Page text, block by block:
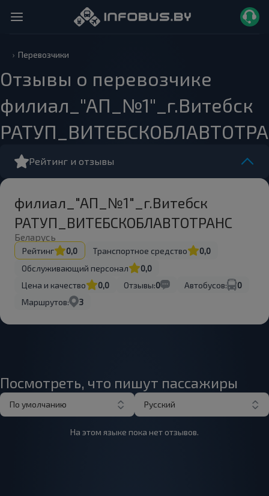
Перевозчики
Отзывы о перевозчике
филиал_"АП_№1"_г.Витебск
Рейтинг и отзывы
филиал_"АП_№1"_г.Витебск
РАТУП_ВИТЕБСКОБЛАВТОТРАНС
Беларусь
Рейтинг 0,0 Транспортное средство
0,0
Обслуживающий персонал
0,0
Цена и качество
0,0 Отзывы:0 Автобусов:
0
Маршрутов:
3
Посмотреть, что пишут пассажиры
По умолчанию Русский
На этом языке пока нет отзывов.